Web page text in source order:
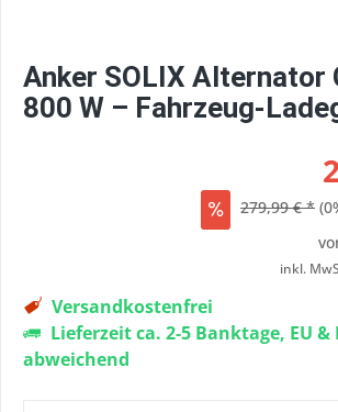
Anker SOLIX Alternator
800 W – Fahrzeug-
279,99 € *
inkl.
Versandkostenfrei
Lieferzeit ca. 2-5 Banktage, EU &
abweichend